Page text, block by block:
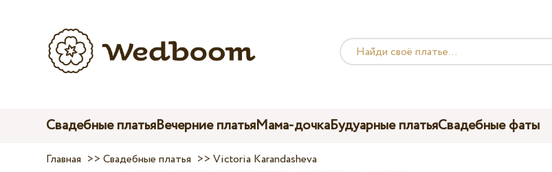
Свадебные платьяВечерние платьяМама-дочкаБудуарные платьяСвадебные фаты
Главная >>Свадебные платья >>Victoria Karandasheva